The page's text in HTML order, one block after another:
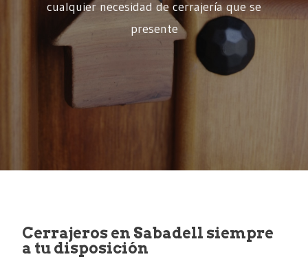
cualquier necesidad de cerrajería que se
presente
Cerrajeros en Sabadell siempre
a tu disposición